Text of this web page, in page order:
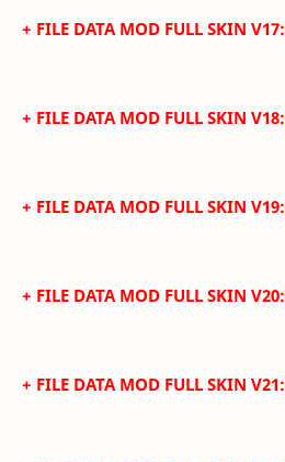
+ FILE DATA MOD FULL SKIN V17:
+ FILE DATA MOD FULL SKIN V18:
+ FILE DATA MOD FULL SKIN V19:
+ FILE DATA MOD FULL SKIN V20:
+ FILE DATA MOD FULL SKIN V21: